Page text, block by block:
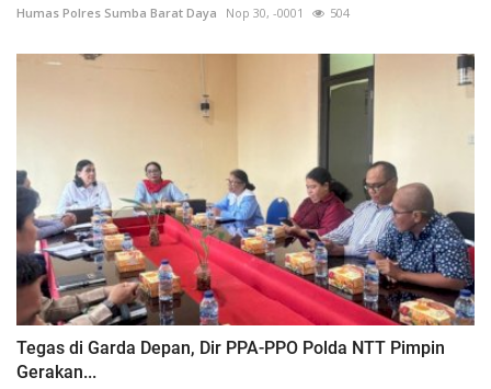
Humas Polres Sumba Barat Daya Nop 30, -0001 504
Tegas di Garda Depan, Dir PPA-PPO Polda NTT Pimpin
Gerakan...